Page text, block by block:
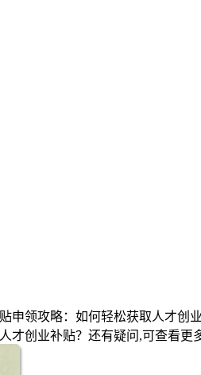
申领攻略：如何轻松获取人才创
才创业补贴？还有疑问,可查看更